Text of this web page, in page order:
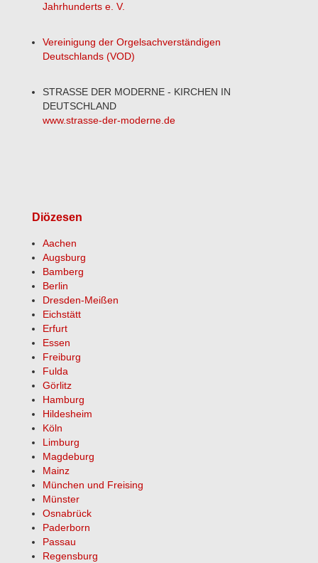
Jahrhunderts e. V.
Vereinigung der Orgelsachverständigen
Deutschlands (VOD)
STRASSE DER MODERNE - KIRCHEN IN
DEUTSCHLAND
www.strasse-der-moderne.de
Diözesen
Aachen
Augsburg
Bamberg
Berlin
Dresden-Meißen
Eichstätt
Erfurt
Essen
Freiburg
Fulda
Görlitz
Hamburg
Hildesheim
Köln
Limburg
Magdeburg
Mainz
München und Freising
Münster
Osnabrück
Paderborn
Passau
Regensburg